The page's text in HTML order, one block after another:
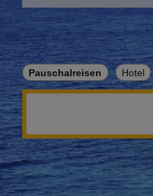
Pauschalreisen Hotel